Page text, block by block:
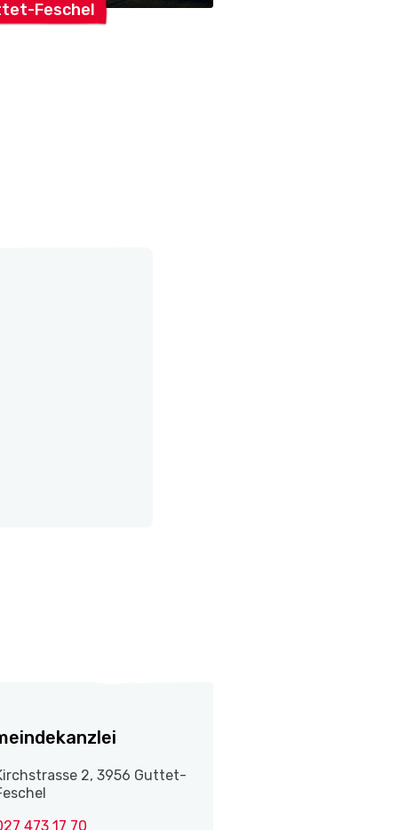
Feschel
2, 3956 Guttet-
473 17 70